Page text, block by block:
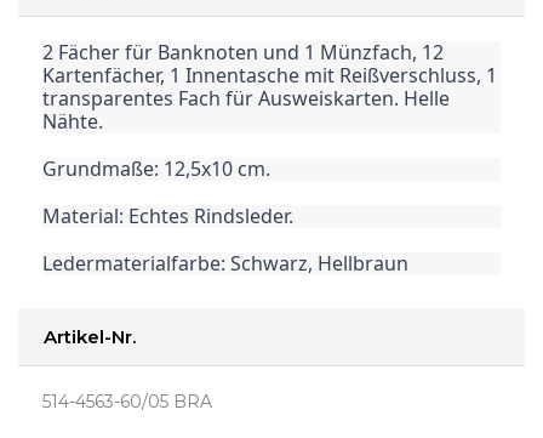
2 Fächer für Banknoten und 1 Münzfach, 12
Kartenfächer, 1 Innentasche mit Reißverschluss, 1
transparentes Fach für Ausweiskarten. Helle
Nähte.
Grundmaße: 12,5x10 cm.
Material: Echtes Rindsleder.
Ledermaterialfarbe: Schwarz, Hellbraun
Artikel-Nr.
514-4563-60/05 BRA